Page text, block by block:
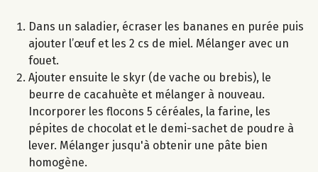
Dans un saladier, écraser les bananes en purée puis
ajouter l’œuf et les 2 cs de miel. Mélanger avec un
fouet.
Ajouter ensuite le skyr (de vache ou brebis), le
beurre de cacahuète et mélanger à nouveau.
Incorporer les flocons 5 céréales, la farine, les
pépites de chocolat et le demi-sachet de poudre à
lever. Mélanger jusqu'à obtenir une pâte bien
homogène.